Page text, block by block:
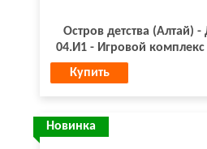
Остров детства (Алтай)
04.И1 - Игровой комплекс
Купить
Новинка